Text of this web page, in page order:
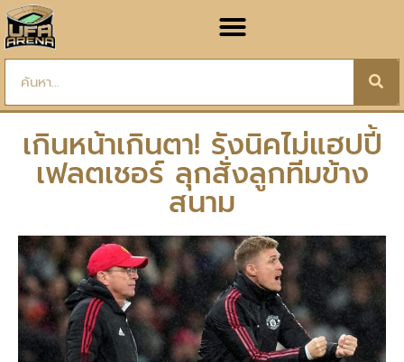
เกินหน้าเกินตา! รังนิคไม่แฮปปี้
เฟลตเชอร์ ลุกสั่งลูกทีมข้าง
สนาม